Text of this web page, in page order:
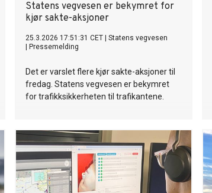
Statens vegvesen er bekymret for
kjør sakte-aksjoner
25.3.2026 17:51:31 CET
Statens vegvesen
Pressemelding
Det er varslet flere kjør sakte-aksjoner til
fredag. Statens vegvesen er bekymret
for trafikksikkerheten til trafikantene.